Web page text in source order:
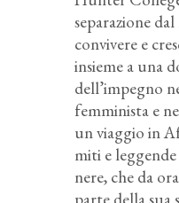
separazione
convivere e
insieme a una
dell’impegno
femminista e
un viaggio in
miti e
nere, che da